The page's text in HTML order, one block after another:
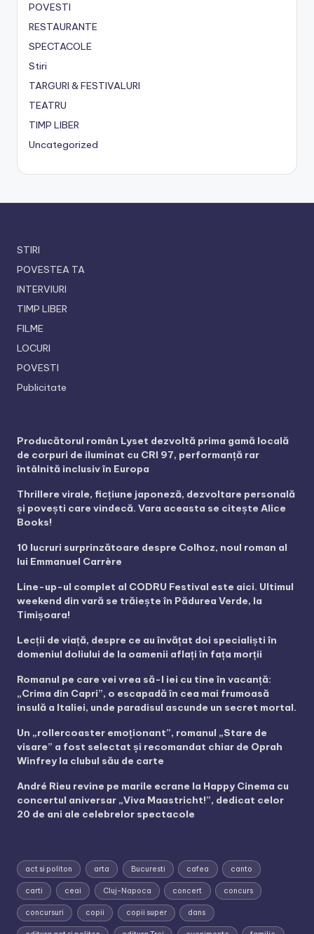
POVESTI
RESTAURANTE
SPECTACOLE
Stiri
TARGURI & FESTIVALURI
TEATRU
TIMP LIBER
Uncategorized
STIRI
POVESTEA TA
INTERVIURI
TIMP LIBER
FILME
LOCURI
POVESTI
Publicitate
Producătorul român Lyset dezvoltă prima gamă locală
de corpuri de iluminat cu CRI 97, performanță rar
întâlnită inclusiv în Europa
Thrillere virale, ficțiune japoneză, dezvoltare personală
și povești care vindecă. Vara aceasta se citește Alice
Books!
10 lucruri surprinzătoare despre Colhoz, noul roman al
lui Emmanuel Carrère
Line-up-ul complet al CODRU Festival este aici. Ultimul
weekend din vară se trăiește în Pădurea Verde, la
Timișoara!
Lecții de viață, despre ce au învățat doi specialiști în
domeniul doliului de la oamenii aflați în fața morții
Romanul pe care vei vrea să-l iei cu tine în vacanță:
„Crima din Capri”, o escapadă în cea mai frumoasă
insulă a Italiei, unde paradisul ascunde un secret mortal.
Un „rollercoaster emoționant”, romanul „Stare de
visare” a fost selectat și recomandat chiar de Oprah
Winfrey la clubul său de carte
André Rieu revine pe marile ecrane la Happy Cinema cu
concertul aniversar „Viva Maastricht!”, dedicat celor
20 de ani ale celebrelor spectacole
act si politon arta Bucuresti cafea canto
carti ceai Cluj-Napoca concert concurs
concursuri copii copii super dans